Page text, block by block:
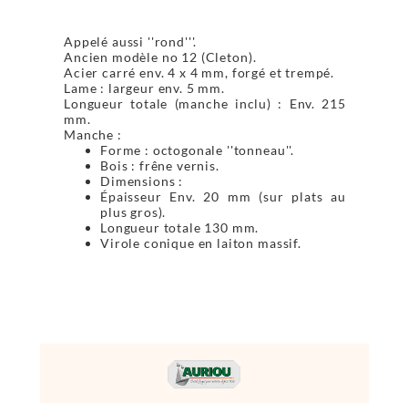
Appelé aussi ''rond'''.
Ancien modèle no 12 (Cleton).
Acier carré env. 4 x 4 mm, forgé et trempé.
Lame : largeur env. 5 mm.
Longueur totale (manche inclu) : Env. 215
mm.
Manche :
Forme : octogonale ''tonneau''.
Bois : frêne vernis.
Dimensions :
Épaisseur Env. 20 mm (sur plats au
plus gros).
Longueur totale 130 mm.
Virole conique en laiton massif.